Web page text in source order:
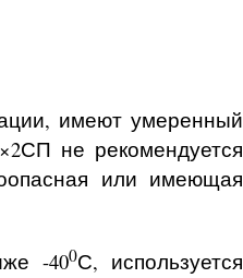
имеют умеренный
не рекомендуется
или имеющая
-400С, используется